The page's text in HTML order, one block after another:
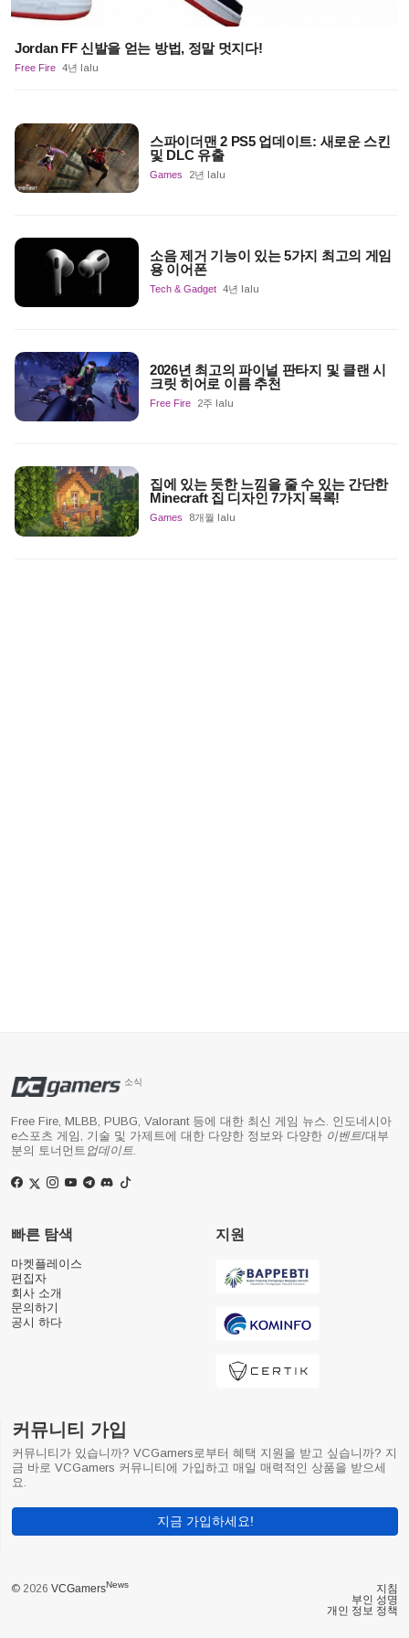
Jordan FF 신발을 얻는 방법, 정말 멋지다!
Free Fire 4년 lalu
스파이더맨 2 PS5 업데이트: 새로운 스킨
및 DLC 유출
Games 2년 lalu
소음 제거 기능이 있는 5가지 최고의 게임
용 이어폰
Tech & Gadget 4년 lalu
2026년 최고의 파이널 판타지 및 클랜 시
크릿 히어로 이름 추천
Free Fire 2주 lalu
집에 있는 듯한 느낌을 줄 수 있는 간단한
Minecraft 집 디자인 7가지 목록!
Games 8개월 lalu
소식
Free Fire, MLBB, PUBG, Valorant 등에 대한 최신 게임 뉴스. 인도네시아
e스포츠 게임, 기술 및 가제트에 대한 다양한 정보와 다양한 이벤트/대부
분의 토너먼트 업데이트.
빠른 탐색
마켓플레이스
편집자
회사 소개
문의하기
공시 하다
지원
커뮤니티 가입
커뮤니티가 있습니까? VCGamers로부터 혜택 지원을 받고 싶습니까? 지
금 바로 VCGamers 커뮤니티에 가입하고 매일 매력적인 상품을 받으세
요.
지금 가입하세요!
© 2026 VCGamersNews
지침
부인 성명
개인 정보 정책